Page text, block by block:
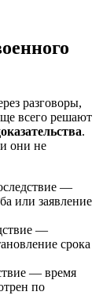
разговоры,
всего решают
.
они не
—
или заявление
—
срока
— время
по